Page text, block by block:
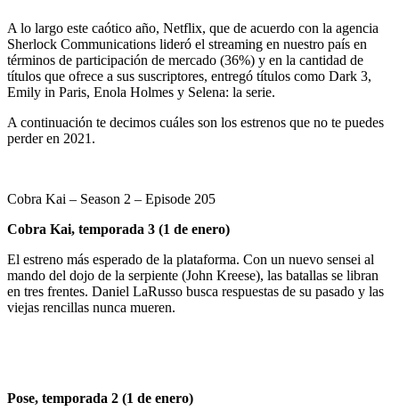
A lo largo este caótico año, Netflix, que de acuerdo con la agencia
Sherlock Communications lideró el streaming en nuestro país en
términos de participación de mercado (36%) y en la cantidad de
títulos que ofrece a sus suscriptores, entregó títulos como Dark 3,
Emily in Paris, Enola Holmes y Selena: la serie.
A continuación te decimos cuáles son los estrenos que no te puedes
perder en 2021.
Cobra Kai – Season 2 – Episode 205
Cobra Kai, temporada 3 (1 de enero)
El estreno más esperado de la plataforma. Con un nuevo sensei al
mando del dojo de la serpiente (John Kreese), las batallas se libran
en tres frentes. Daniel LaRusso busca respuestas de su pasado y las
viejas rencillas nunca mueren.
Pose, temporada 2 (1 de enero)